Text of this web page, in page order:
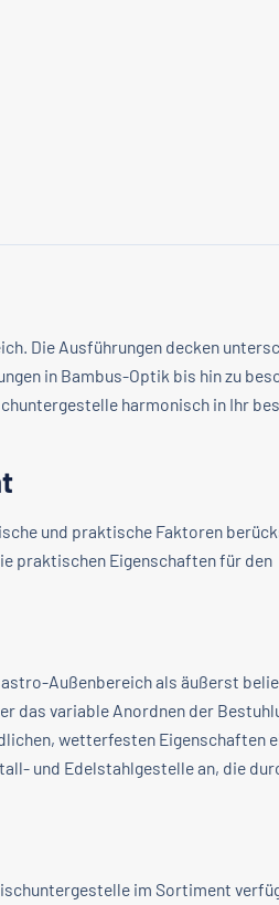
Die Ausführungen decken
in Bambus-Optik bis hin zu
harmonisch in Ihr
und praktische Faktoren
praktischen Eigenschaften für den
Außenbereich als äußerst
das variable Anordnen der
wetterfesten Eigenschaften
und Edelstahlgestelle an, die
im Sortiment